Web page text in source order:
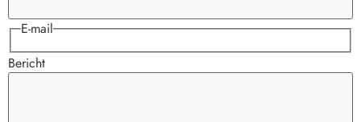
E-mail
Bericht